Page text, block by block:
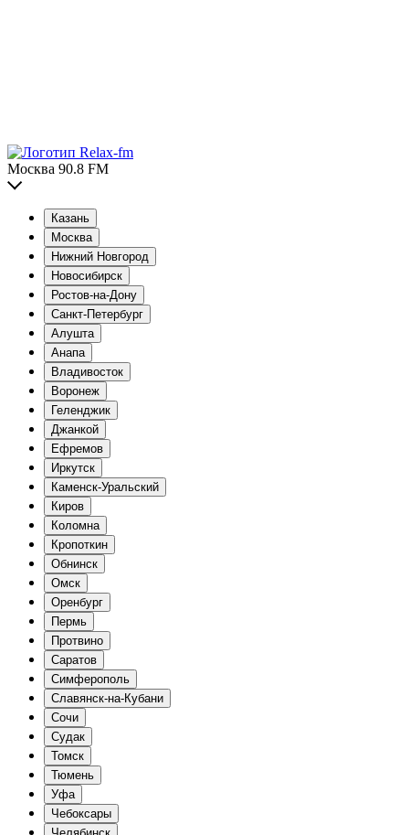
Москва 90.8 FM
Казань
Москва
Нижний Новгород
Новосибирск
Ростов-на-Дону
Санкт-Петербург
Алушта
Анапа
Владивосток
Воронеж
Геленджик
Джанкой
Ефремов
Иркутск
Каменск-Уральский
Киров
Коломна
Кропоткин
Обнинск
Омск
Оренбург
Пермь
Протвино
Саратов
Симферополь
Славянск-на-Кубани
Сочи
Судак
Томск
Тюмень
Уфа
Чебоксары